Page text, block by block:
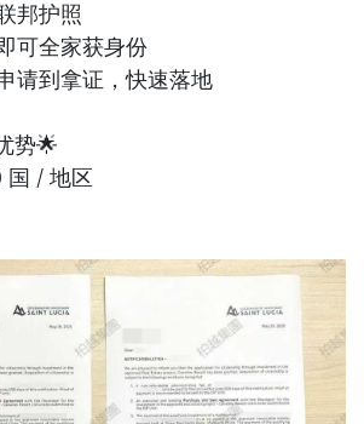
邦护照
可全家获身份
请到拿证，快速落地
势🌟
国 / 地区